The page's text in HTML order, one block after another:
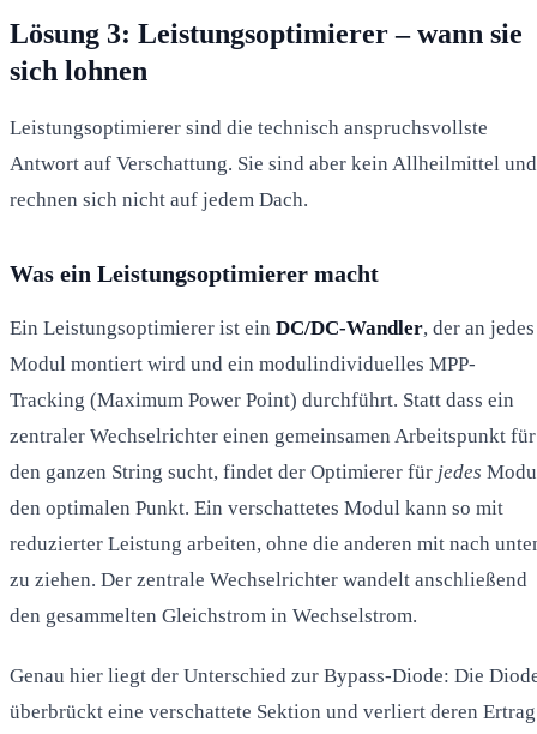
Lösung 3: Leistungsoptimierer – wann sie
sich lohnen
Leistungsoptimierer sind die technisch anspruchsvollste
Antwort auf Verschattung. Sie sind aber kein Allheilmittel und
rechnen sich nicht auf jedem Dach.
Was ein Leistungsoptimierer macht
Ein Leistungsoptimierer ist ein DC/DC-Wandler, der an jedes
Modul montiert wird und ein modulindividuelles MPP-
Tracking (Maximum Power Point) durchführt. Statt dass ein
zentraler Wechselrichter einen gemeinsamen Arbeitspunkt für
den ganzen String sucht, findet der Optimierer für jedes
den optimalen Punkt. Ein verschattetes Modul kann so mit
reduzierter Leistung arbeiten, ohne die anderen mit nach
zu ziehen. Der zentrale Wechselrichter wandelt anschließend
den gesammelten Gleichstrom in Wechselstrom.
Genau hier liegt der Unterschied zur Bypass-Diode: Die
überbrückt eine verschattete Sektion und verliert deren